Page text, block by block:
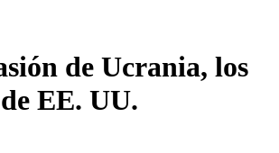
de Ucrania, los
EE. UU.